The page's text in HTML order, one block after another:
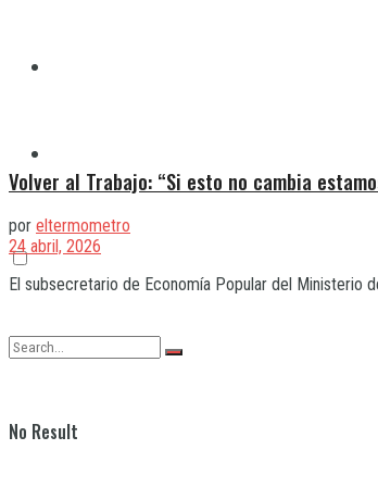
No Result
Volver al Trabajo: “Si esto no cambia
por eltermometro
24 abril, 2026
El subsecretario de Economía Popular del Ministerio